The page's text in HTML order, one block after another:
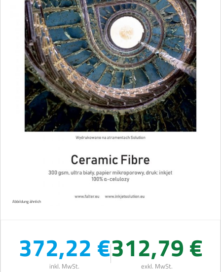
Abbildung ähnlich
372,22 €
inkl. MwSt.
312,79 €
exkl. MwSt.